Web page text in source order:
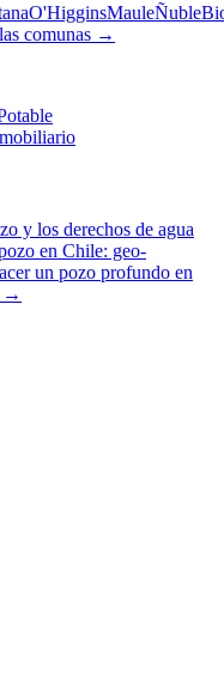
O'HigginsMauleÑuble
comunas →
y los derechos de agua
en Chile: geo-
un pozo profundo en
→